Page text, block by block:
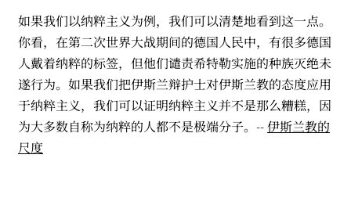
如果我们以纳粹主义为例，我们可以清楚地看到这一点。
你看，在第二次世界大战期间的德国人民中，有很多德国
人戴着纳粹的标签，但他们谴责希特勒实施的种族灭绝未
遂行为。如果我们把伊斯兰辩护士对伊斯兰教的态度应用
于纳粹主义，我们可以证明纳粹主义并不是那么糟糕，因
为大多数自称为纳粹的人都不是极端分子。-- 伊斯兰教的
尺度